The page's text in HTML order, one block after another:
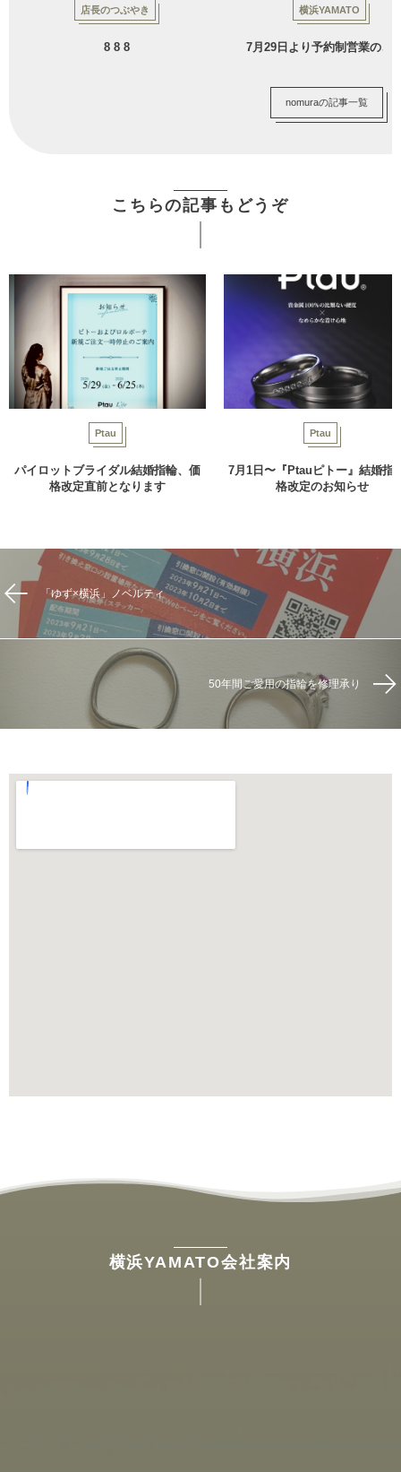
店長のつぶやき
8 8 8
横浜YAMATO
7月29日より予約制営業のご
nomuraの記事一覧
こちらの記事もどうぞ
Ptau
パイロットブライダル結婚指輪、価
格改定直前となります
Ptau
7月1日〜『Ptauピトー』結婚指
格改定のお知らせ
「ゆず×横浜」ノベルティ
50年間ご愛用の指輪を修理承り
横浜YAMATO会社案内